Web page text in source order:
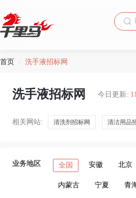
首页 / 洗手液招标网
洗手液招标网 今日更新: 11
相关网站: 清洗剂招标网 清洁用品
业务地区 全国 安徽 北京
内蒙古 宁夏 青